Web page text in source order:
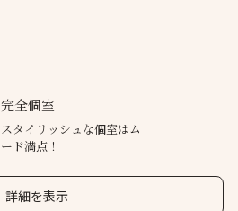
完全個室
スタイリッシュな個室はム
ード満点！
詳細を表示